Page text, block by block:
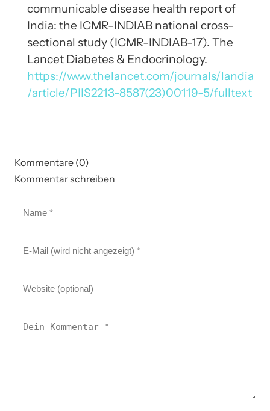
communicable disease health report of
India: the ICMR-INDIAB national cross-
sectional study (ICMR-INDIAB-17). The
Lancet Diabetes & Endocrinology.
https://www.thelancet.com/journals/landia
/article/PIIS2213-8587(23)00119-5/fulltext
Kommentare (0)
Kommentar schreiben